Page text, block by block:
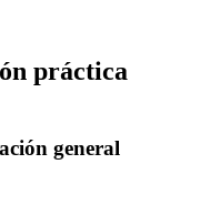
práctica
general